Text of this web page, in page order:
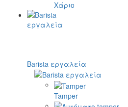
Χάριο
Barista εργαλεία
Tamper